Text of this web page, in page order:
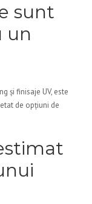
sunt
un
și finisaje UV, este
de opțiuni de